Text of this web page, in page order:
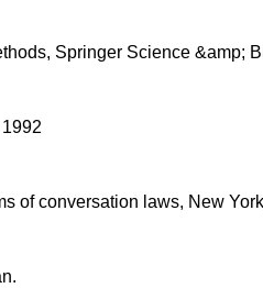
Springer Science &amp;
of conversation laws, New